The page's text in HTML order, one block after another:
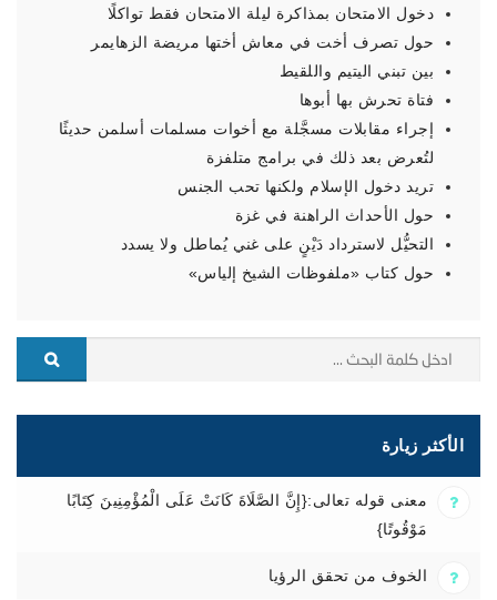
دخول الامتحان بمذاكرة ليلة الامتحان فقط تواكلًا
حول تصرف أخت في معاش أختها مريضة الزهايمر
بين تبني اليتيم واللقيط
فتاة تحرش بها أبوها
إجراء مقابلات مسجَّلة مع أخوات مسلمات أسلمن حديثًا
لتُعرض بعد ذلك في برامج متلفزة
تريد دخول الإسلام ولكنها تحب الجنس
حول الأحداث الراهنة في غزة
التحيُّل لاسترداد دَيْنٍ على غني يُماطل ولا يسدد
حول كتاب «ملفوظات الشيخ إلياس»
الأكثر زيارة
معنى قوله تعالى:{إِنَّ الصَّلَاةَ كَانَتْ عَلَى الْمُؤْمِنِينَ كِتَابًا
مَوْقُوتًا}
الخوف من تحقق الرؤيا